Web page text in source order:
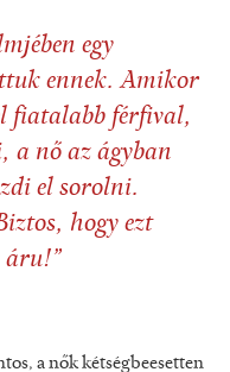
egy
ennek. Amikor
fiatalabb férfival,
a nő az ágyban
el sorolni.
hogy ezt
áru!”
a nők kétségbeesetten